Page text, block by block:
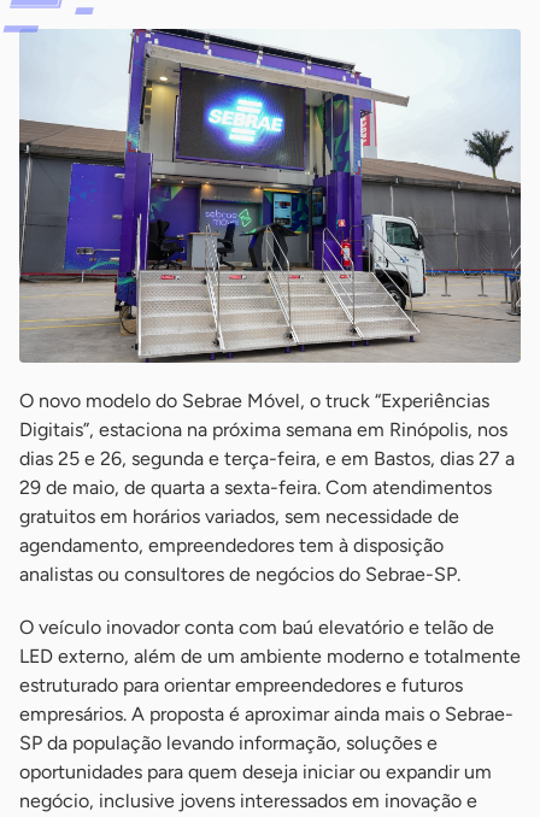
O novo modelo do Sebrae Móvel, o truck “Experiências
Digitais”, estaciona na próxima semana em Rinópolis, nos
dias 25 e 26, segunda e terça-feira, e em Bastos, dias 27 a
29 de maio, de quarta a sexta-feira. Com atendimentos
gratuitos em horários variados, sem necessidade de
agendamento, empreendedores tem à disposição
analistas ou consultores de negócios do Sebrae-SP.
O veículo inovador conta com baú elevatório e telão de
LED externo, além de um ambiente moderno e totalmente
estruturado para orientar empreendedores e futuros
empresários. A proposta é aproximar ainda mais o Sebrae-
SP da população levando informação, soluções e
oportunidades para quem deseja iniciar ou expandir um
negócio, inclusive jovens interessados em inovação e